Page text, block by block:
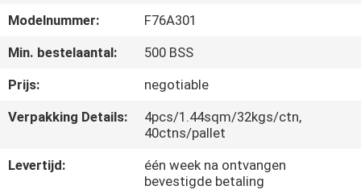
FABRIEKSTOCHT
KWALITEITSCONTROLE
NEEM
MET
Modelnummer:
F76A301
Min. bestelaantal:
500 BSS
Prijs:
negotiable
Verpakking Details:
4pcs/1.44sqm/32kgs/ctn,
40ctns/pallet
Levertijd:
één week na ontvangen
bevestigde betaling